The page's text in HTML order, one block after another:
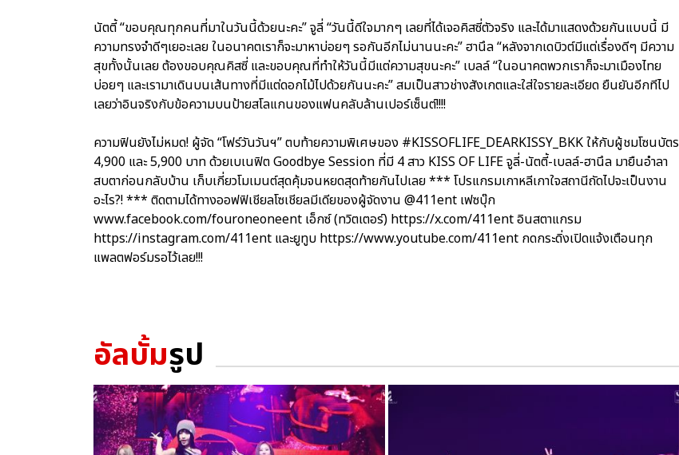
นัตตี้ “ขอบคุณทุกคนที่มาในวันนี้ด้วยนะคะ” จูลี่ “วันนี้ดีใจมากๆ เลยที่ได้เจอคิสซี่ตัวจริง และได้มาแสดงด้วยกันแบบนี้ มี
ความทรงจำดีๆเยอะเลย ในอนาคตเราก็จะมาหาบ่อยๆ รอกันอีกไม่นานนะคะ” ฮานึล “หลังจากเดบิวต์มีแต่เรื่องดีๆ มีความ
สุขทั้งนั้นเลย ต้องขอบคุณคิสซี่ และขอบคุณที่ทำให้วันนี้มีแต่ความสุขนะคะ” เบลล์ “ในอนาคตพวกเราก็จะมาเมืองไทย
บ่อยๆ และเรามาเดินบนเส้นทางที่มีแต่ดอกไม้ไปด้วยกันนะคะ” สมเป็นสาวช่างสังเกตและใส่ใจรายละเอียด ยืนยันอีกทีไป
เลยว่าอินจริงกับข้อความบนป้ายสโลแกนของแฟนคลับล้านเปอร์เซ็นต์!!!!
ความฟินยังไม่หมด! ผู้จัด “โฟร์วันวันฯ” ตบท้ายความพิเศษของ #KISSOFLIFE_DEARKISSY_BKK ให้กับผู้ชมโซนบัตร
4,900 และ 5,900 บาท ด้วยเบเนฟิต Goodbye Session ที่มี 4 สาว KISS OF LIFE จูลี่-นัตตี้-เบลล์-ฮานึล มายืนอำลา
สบตาก่อนกลับบ้าน เก็บเกี่ยวโมเมนต์สุดคุ้มจนหยดสุดท้ายกันไปเลย *** โปรแกรมเกาหลีเกาใจสถานีถัดไปจะเป็นงาน
อะไร?! *** ติดตามได้ทางออฟฟิเชียลโซเชียลมีเดียของผู้จัดงาน @411ent เฟซบุ๊ก
www.facebook.com/fouroneoneent เอ็กซ์ (ทวิตเตอร์) https://x.com/411ent อินสตาแกรม
https://instagram.com/411ent และยูทูบ https://www.youtube.com/411ent กดกระดิ่งเปิดแจ้งเตือนทุก
แพลตฟอร์มรอไว้เลย!!!
อัลบั้มรูป